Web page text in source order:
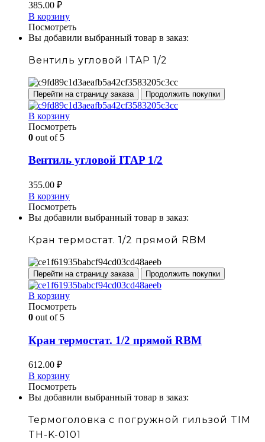
385.00 ₽
В корзину
Посмотреть
Вы добавили выбранный товар в заказ:
Вентиль угловой ITAP 1/2
Перейти на страницу заказа Продолжить покупки
В корзину
Посмотреть
0 out of 5
Вентиль угловой ITAP 1/2
355.00 ₽
В корзину
Посмотреть
Вы добавили выбранный товар в заказ:
Кран термостат. 1/2 прямой RBM
Перейти на страницу заказа Продолжить покупки
В корзину
Посмотреть
0 out of 5
Кран термостат. 1/2 прямой RBM
612.00 ₽
В корзину
Посмотреть
Вы добавили выбранный товар в заказ:
Термоголовка с погружной гильзой TIM
TH-K-0101